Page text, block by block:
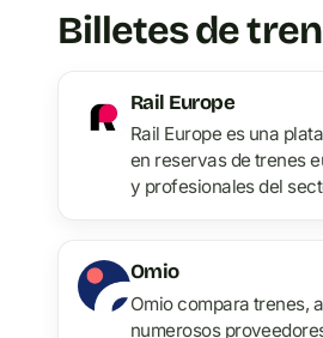
Billetes de tren
Rail Europe
Rail Europe es una
en reservas de trenes
y profesionales del
Omio
Omio compara trenes,
numerosos